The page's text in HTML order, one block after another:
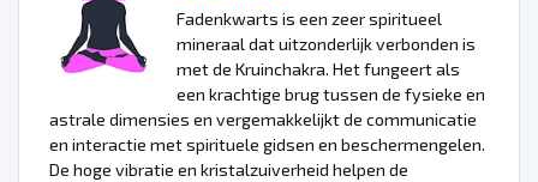
Fadenkwarts is een zeer spiritueel
mineraal dat uitzonderlijk verbonden is
met de Kruinchakra. Het fungeert als
een krachtige brug tussen de fysieke en
astrale dimensies en vergemakkelijkt de communicatie
en interactie met spirituele gidsen en beschermengelen.
De hoge vibratie en kristalzuiverheid helpen de